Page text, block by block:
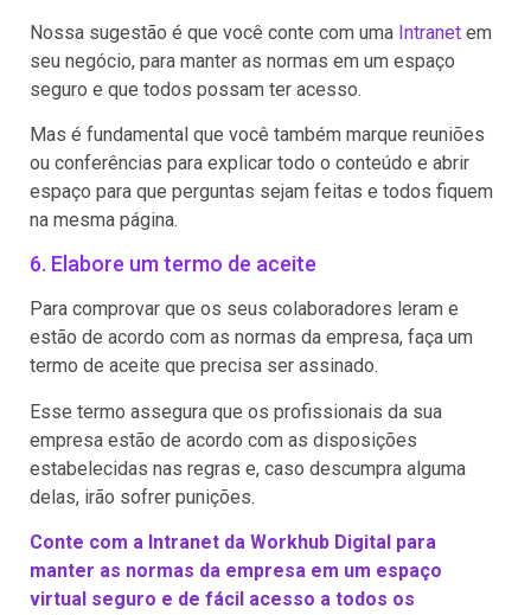
Nossa sugestão é que você conte com uma Intranet em
seu negócio, para manter as normas em um espaço
seguro e que todos possam ter acesso.
Mas é fundamental que você também marque reuniões
ou conferências para explicar todo o conteúdo e abrir
espaço para que perguntas sejam feitas e todos fiquem
na mesma página.
6. Elabore um termo de aceite
Para comprovar que os seus colaboradores leram e
estão de acordo com as normas da empresa, faça um
termo de aceite que precisa ser assinado.
Esse termo assegura que os profissionais da sua
empresa estão de acordo com as disposições
estabelecidas nas regras e, caso descumpra alguma
delas, irão sofrer punições.
Conte com a Intranet da Workhub Digital para
manter as normas da empresa em um espaço
virtual seguro e de fácil acesso a todos os